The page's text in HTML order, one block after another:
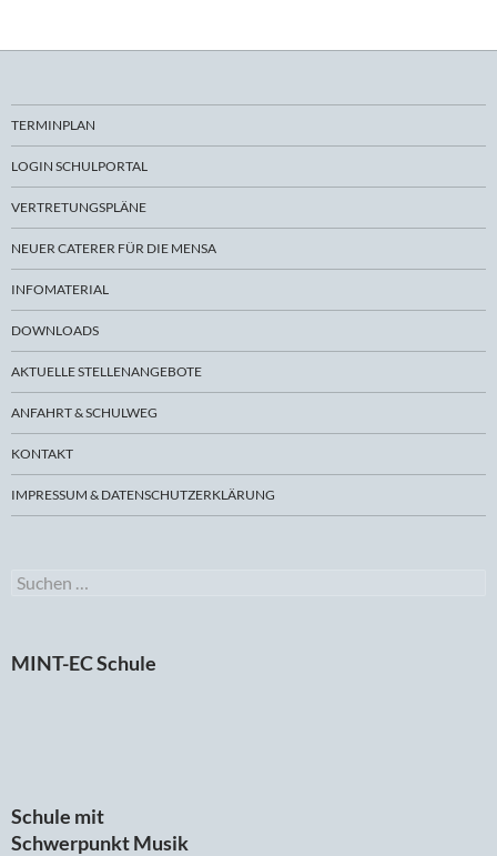
TERMINPLAN
LOGIN SCHULPORTAL
VERTRETUNGSPLÄNE
NEUER CATERER FÜR DIE MENSA
INFOMATERIAL
DOWNLOADS
AKTUELLE STELLENANGEBOTE
ANFAHRT & SCHULWEG
KONTAKT
IMPRESSUM & DATENSCHUTZERKLÄRUNG
Suchen
MINT-EC Schule
Schule mit
Schwerpunkt Musik